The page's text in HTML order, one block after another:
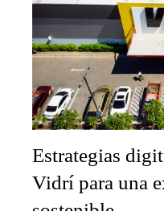
Estrategias
Vidrí para una